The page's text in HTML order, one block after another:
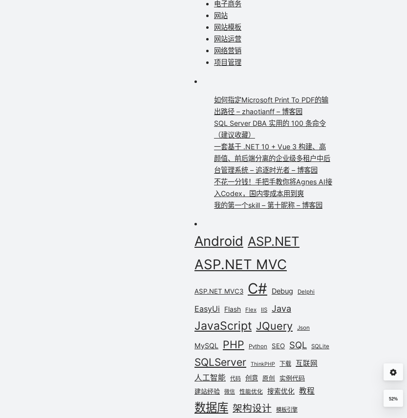
电子商务
网站
网站模板
网站运营
网络营销
项目管理
如何指定Microsoft Print To PDF的输
出路径 – zhaotianff – 博客园
SQL Server DBA 实用的 100 条命令
（建议收藏）
一套基于 .NET 10 + Vue 3 构建、高
颜值、前后端分离的企业级多租户中后
台管理系统 – 追逐时光者 – 博客园
不花一分钱！手把手教你将Agnes AI接
入Codex，国内零成本用到爽
我的第一个skill – 第十昵称 – 博客园
Android ASP.NET
ASP.NET MVC
ASP.NET MVC3 C# Debug Delphi
EasyUi Flash Flex IIS Java
JavaScript JQuery Json
MySQL PHP Python SEO SQL SQLite
SQLServer ThinkPHP 下载 互联网
人工智能 代码 创意 原创
实例代码
建站经验
微信 性能优化 搜索优化 教程
数据库 架构设计 模板引擎
52%